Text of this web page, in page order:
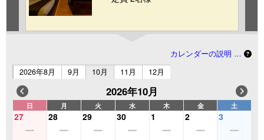
カレンダーの説明 …
2026年8月
9月 10月 11月 12月
2026年10月
日 月 火 水 木 金 土
27 28 29 30 1 2 3